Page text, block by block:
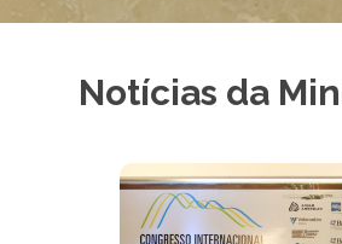
Notícias da